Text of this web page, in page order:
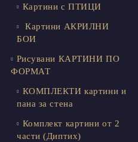
Картини с ПТИЦИ
Картини АКРИЛНИ
БОИ
Рисувани КАРТИНИ ПО
ФОРМАТ
КОМПЛЕКТИ картини и
пана за стена
Комплект картини от 2
части (Диптих)